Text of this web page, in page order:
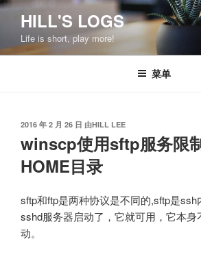
跳
容
HILL'S LOGS
Life is short, play more!
菜单
发
于
2016 年 2 月 26 日 由HILL LEE
winscp使用sftp服务限
HOME目录
sftp和ftp是两种协议是不同的,sftp是
sshd服务器启动了，它就可用，它本身
动。